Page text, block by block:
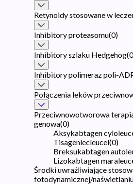
Retynoidy stosowane w
Inhibitory proteasomu(0)
Inhibitory szlaku Hedgehog(0
Inhibitory polimeraz poli-
Połączenia leków
Przeciwnowotworowa
genowa(0)
Aksykabtagen
Tisagenlecleucel(0)
Breksukabtagen
Lizokabtagen
Środki uwrażliwiające
fotodynamicznej/